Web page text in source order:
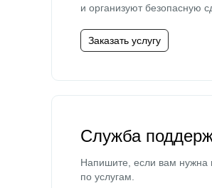
и организуют безопасную
Заказать услугу
Служба
Напишите, если вам нужна
по услугам.